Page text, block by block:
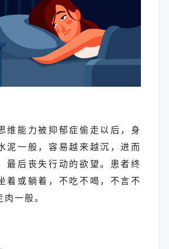
维能力被抑郁症偷走以后，身
泥一般，容易越来越沉，进而
最后丧失行动的欲望。患者终
着或躺着，不吃不喝，不言不
一般。